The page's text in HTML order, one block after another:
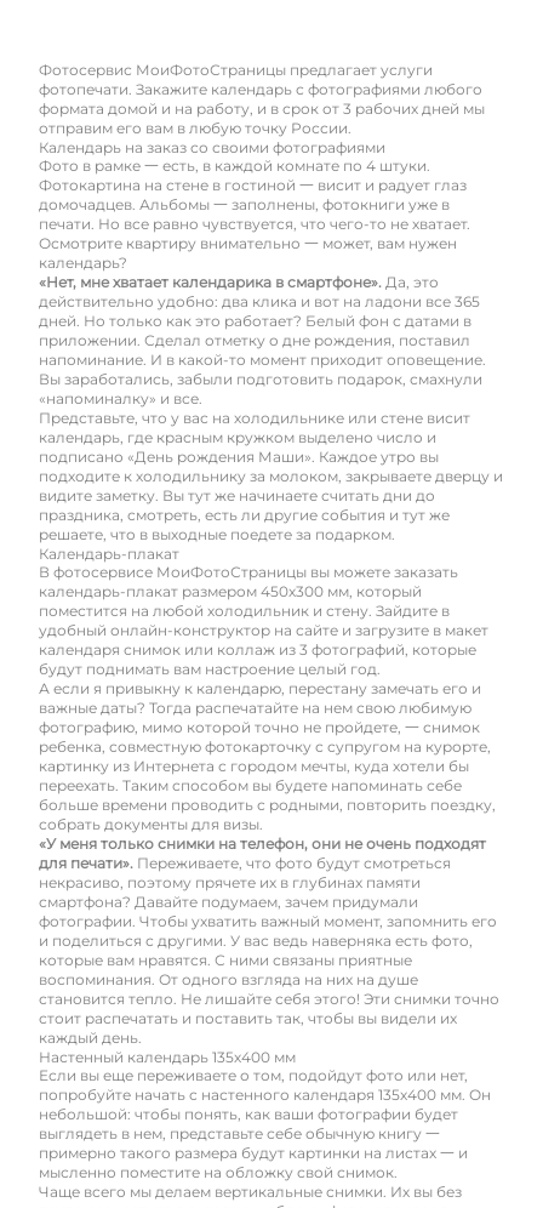
Фотосервис МоиФотоСтраницы предлагает услуги
фотопечати. Закажите календарь с фотографиями любого
формата домой и на работу, и в срок от 3 рабочих дней мы
отправим его вам в любую точку России.
Календарь на заказ со своими фотографиями
Фото в рамке 一 есть, в каждой комнате по 4 штуки.
Фотокартина на стене в гостиной 一 висит и радует глаз
домочадцев. Альбомы 一 заполнены, фотокниги уже в
печати. Но все равно чувствуется, что чего-то не хватает.
Осмотрите квартиру внимательно 一 может, вам нужен
календарь?
«Нет, мне хватает календарика в смартфоне». Да, это
действительно удобно: два клика и вот на ладони все 365
дней. Но только как это работает? Белый фон с датами в
приложении. Сделал отметку о дне рождения, поставил
напоминание. И в какой-то момент приходит оповещение.
Вы заработались, забыли подготовить подарок, смахнули
«напоминалку» и все.
Представьте, что у вас на холодильнике или стене висит
календарь, где красным кружком выделено число и
подписано «День рождения Маши». Каждое утро вы
подходите к холодильнику за молоком, закрываете дверцу и
видите заметку. Вы тут же начинаете считать дни до
праздника, смотреть, есть ли другие события и тут же
решаете, что в выходные поедете за подарком.
Календарь-плакат
В фотосервисе МоиФотоСтраницы вы можете заказать
календарь-плакат размером 450х300 мм, который
поместится на любой холодильник и стену. Зайдите в
удобный онлайн-конструктор на сайте и загрузите в макет
календаря снимок или коллаж из 3 фотографий, которые
будут поднимать вам настроение целый год.
А если я привыкну к календарю, перестану замечать его и
важные даты? Тогда распечатайте на нем свою любимую
фотографию, мимо которой точно не пройдете, 一 снимок
ребенка, совместную фотокарточку с супругом на курорте,
картинку из Интернета с городом мечты, куда хотели бы
переехать. Таким способом вы будете напоминать себе
больше времени проводить с родными, повторить поездку,
собрать документы для визы.
«У меня только снимки на телефон, они не очень подходят
для печати». Переживаете, что фото будут смотреться
некрасиво, поэтому прячете их в глубинах памяти
смартфона? Давайте подумаем, зачем придумали
фотографии. Чтобы ухватить важный момент, запомнить его
и поделиться с другими. У вас ведь наверняка есть фото,
которые вам нравятся. С ними связаны приятные
воспоминания. От одного взгляда на них на душе
становится тепло. Не лишайте себя этого! Эти снимки точно
стоит распечатать и поставить так, чтобы вы видели их
каждый день.
Настенный календарь 135х400 мм
Если вы еще переживаете о том, подойдут фото или нет,
попробуйте начать с настенного календаря 135х400 мм. Он
небольшой: чтобы понять, как ваши фотографии будет
выглядеть в нем, представьте себе обычную книгу 一
примерно такого размера будут картинки на листах 一 и
мысленно поместите на обложку свой снимок.
Чаще всего мы делаем вертикальные снимки. Их вы без